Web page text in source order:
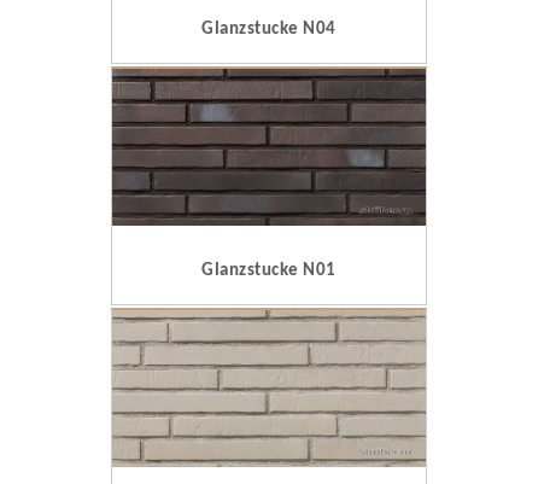
Glanzstucke N04
Glanzstucke N01